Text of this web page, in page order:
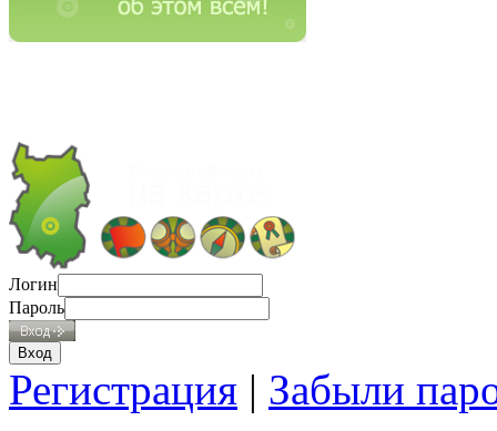
Логин
Пароль
Регистрация | Забыли